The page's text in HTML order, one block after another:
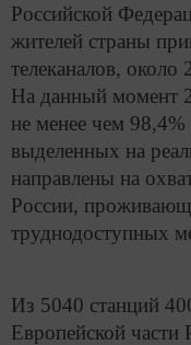
Российской
жителей страны
телеканалов, около
На данный момент
не менее чем
выделенных на
направлены на
России,
труднодоступных
Из 5040 станций
Европейской части